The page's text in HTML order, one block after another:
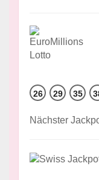
26 29 35
Nächster